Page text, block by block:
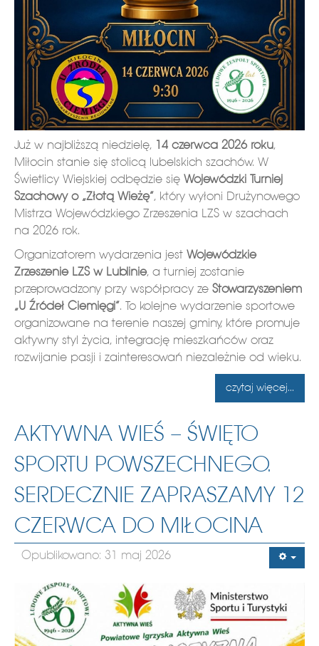
Już w najbliższą niedzielę, 14 czerwca 2026 roku,
Miłocin stanie się stolicą lubelskich szachów. W
Świetlicy Wiejskiej odbędzie się Wojewódzki Turniej
Szachowy o „Złotą Wieżę”, który wyłoni Drużynowego
Mistrza Wojewódzkiego Zrzeszenia LZS w szachach
na 2026 rok.
Organizatorem wydarzenia jest Wojewódzkie
Zrzeszenie LZS w Lublinie, a turniej zostanie
przeprowadzony przy współpracy ze Stowarzyszeniem
„U Źródeł Ciemięgi”. To kolejne wydarzenie sportowe
organizowane na terenie naszej gminy, które promuje
aktywny styl życia, integrację mieszkańców oraz
rozwijanie pasji i zainteresowań niezależnie od wieku.
czytaj więcej...
AKTYWNA WIEŚ – ŚWIĘTO
SPORTU POWSZECHNEGO.
SERDECZNIE ZAPRASZAMY 12
CZERWCA DO MIŁOCINA
Opublikowano: 31 maj 2026